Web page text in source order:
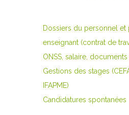
Dossiers du personnel et
enseignant (contrat de
ONSS, salaire,
Gestions des stages
IFAPME)
Candidatures spontanées